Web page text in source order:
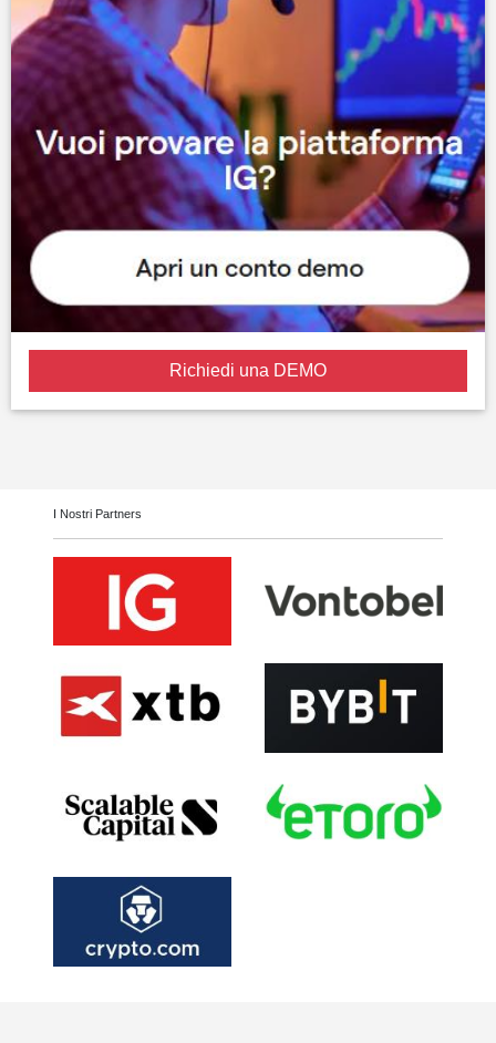
Richiedi una DEMO
I Nostri Partners